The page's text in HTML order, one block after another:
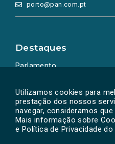
Utilizamos cookies para
prestação dos nossos
navegar, consideramos
Mais informação sobre
e Política de Privacidade do
porto@pan.com.pt
Destaques
Parlamento